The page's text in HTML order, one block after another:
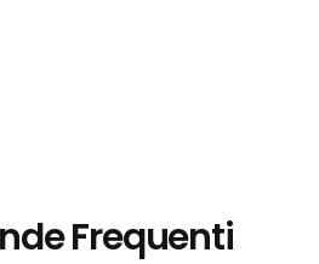
Frequenti